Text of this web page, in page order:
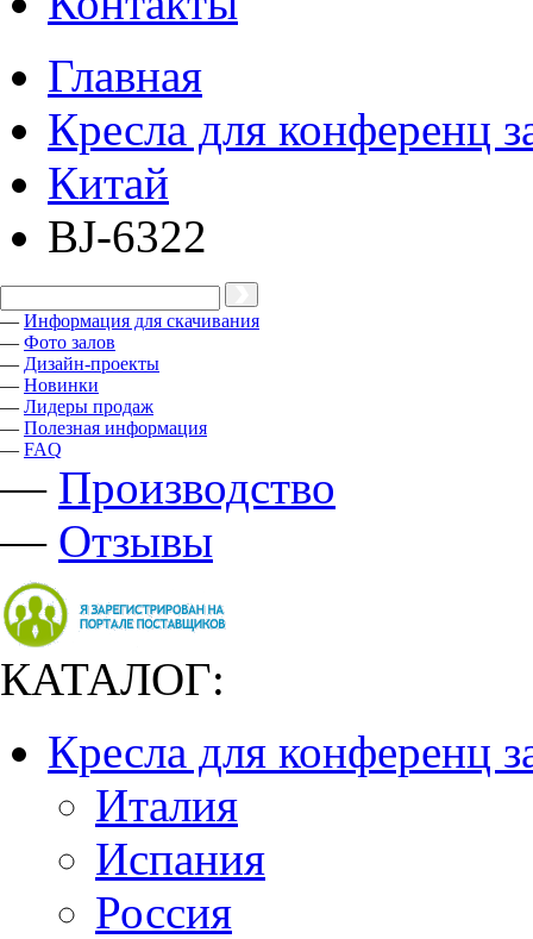
Главная
Кресла для конференц
Китай
BJ-6322
— Информация для скачивания
— Фото залов
— Дизайн-проекты
— Новинки
— Лидеры продаж
— Полезная информация
— FAQ
— Производство
— Отзывы
КАТАЛОГ:
Кресла для конференц
Италия
Испания
Россия